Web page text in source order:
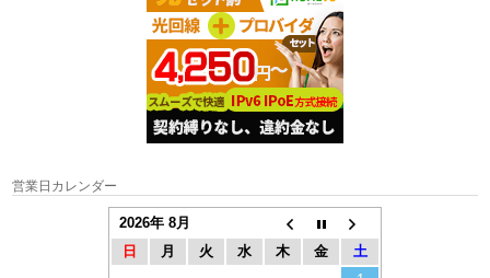
営業日カレンダー
2026年 8月
日
月 火 水 木 金
土